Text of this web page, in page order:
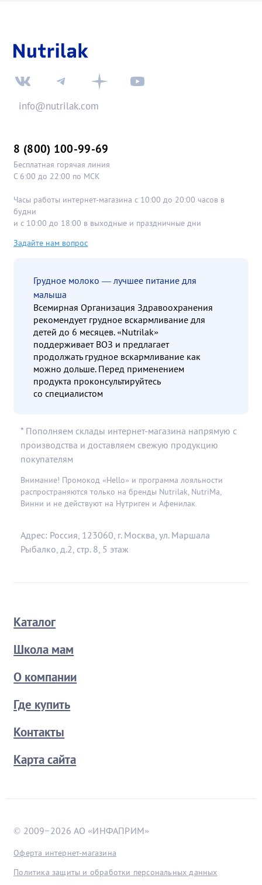
info@nutrilak.com
8 (800) 100-99-69
Бесплатная горячая линия
С 6:00 до 22:00 по МСК
Часы работы интернет-магазина с 10:00 до 20:00 часов в
будни
и с 10:00 до 18:00 в выходные и праздничные дни
Задайте нам вопрос
Грудное молоко — лучшее питание для
малыша
Всемирная Организация Здравоохранения
рекомендует грудное вскармливание для
детей до 6 месяцев. «Nutrilak»
поддерживает ВОЗ и предлагает
продолжать грудное вскармливание как
можно дольше. Перед применением
продукта проконсультируйтесь
со специалистом
* Пополняем склады интернет-магазина напрямую с
производства и доставляем свежую продукцию
покупателям
Внимание! Промокод «Hello» и программа лояльности
распространяются только на бренды Nutrilak, NutriMa,
Винни и не действуют на Нутриген и Афенилак.
Адрес: Россия, 123060, г. Москва, ул. Маршала
Рыбалко, д.2, стр. 8, 5 этаж
Каталог
Школа мам
О компании
Где купить
Контакты
Карта сайта
© 2009−2026 АО «ИНФАПРИМ»
Оферта интернет-магазина
Политика защиты и обработки персональных данных